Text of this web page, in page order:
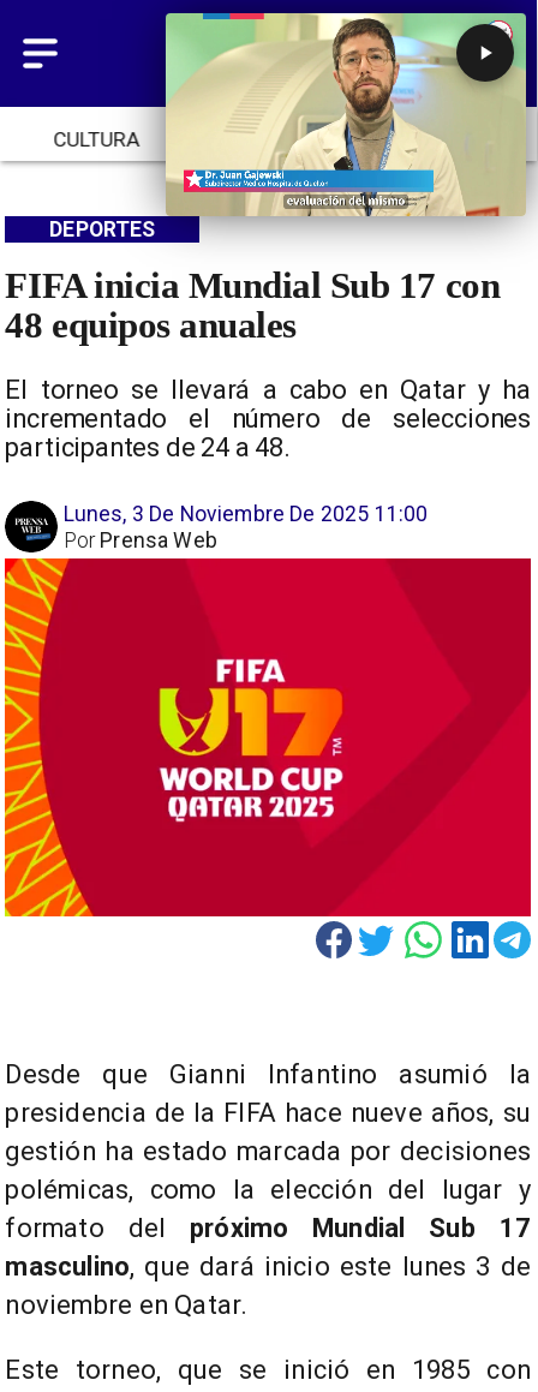
CULTURA TENDENCIAS INICIO
FIFA inicia Mundial Sub 17 con
48 equipos anuales
El torneo se llevará a cabo en Qatar y ha
incrementado el número de selecciones
participantes de 24 a 48.
DEPORTES
Lunes, 3 De Noviembre De 2025 11:00
Prensa Web
Por
Desde que Gianni Infantino asumió la
presidencia de la FIFA hace nueve años, su
gestión ha estado marcada por decisiones
polémicas, como la elección del lugar y
formato del próximo Mundial Sub 17
masculino, que dará inicio este lunes 3 de
noviembre en Qatar.
Este torneo, que se inició en 1985 con